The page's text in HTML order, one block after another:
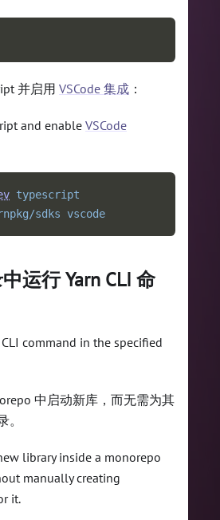
并启用 VSCode 集成 ：
and enable VSCode
typescript
sdks vscode
运行 Yarn CLI 命
command in the specified
中启动新库，而无需为其
。
library inside a monorepo
manually creating
it.